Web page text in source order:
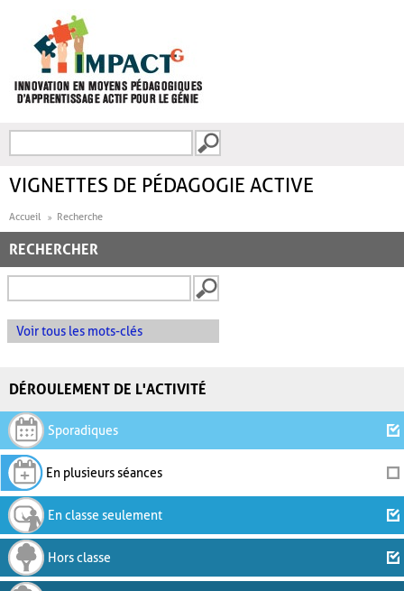
FORMULAIRE DE
VIGNETTES DE PÉDAGOGIE ACTIVE
Accueil Recherche
RECHERCHER
Voir tous les mots-clés
DÉROULEMENT DE L'ACTIVITÉ
Sporadiques
En plusieurs séances
En classe seulement
Hors classe